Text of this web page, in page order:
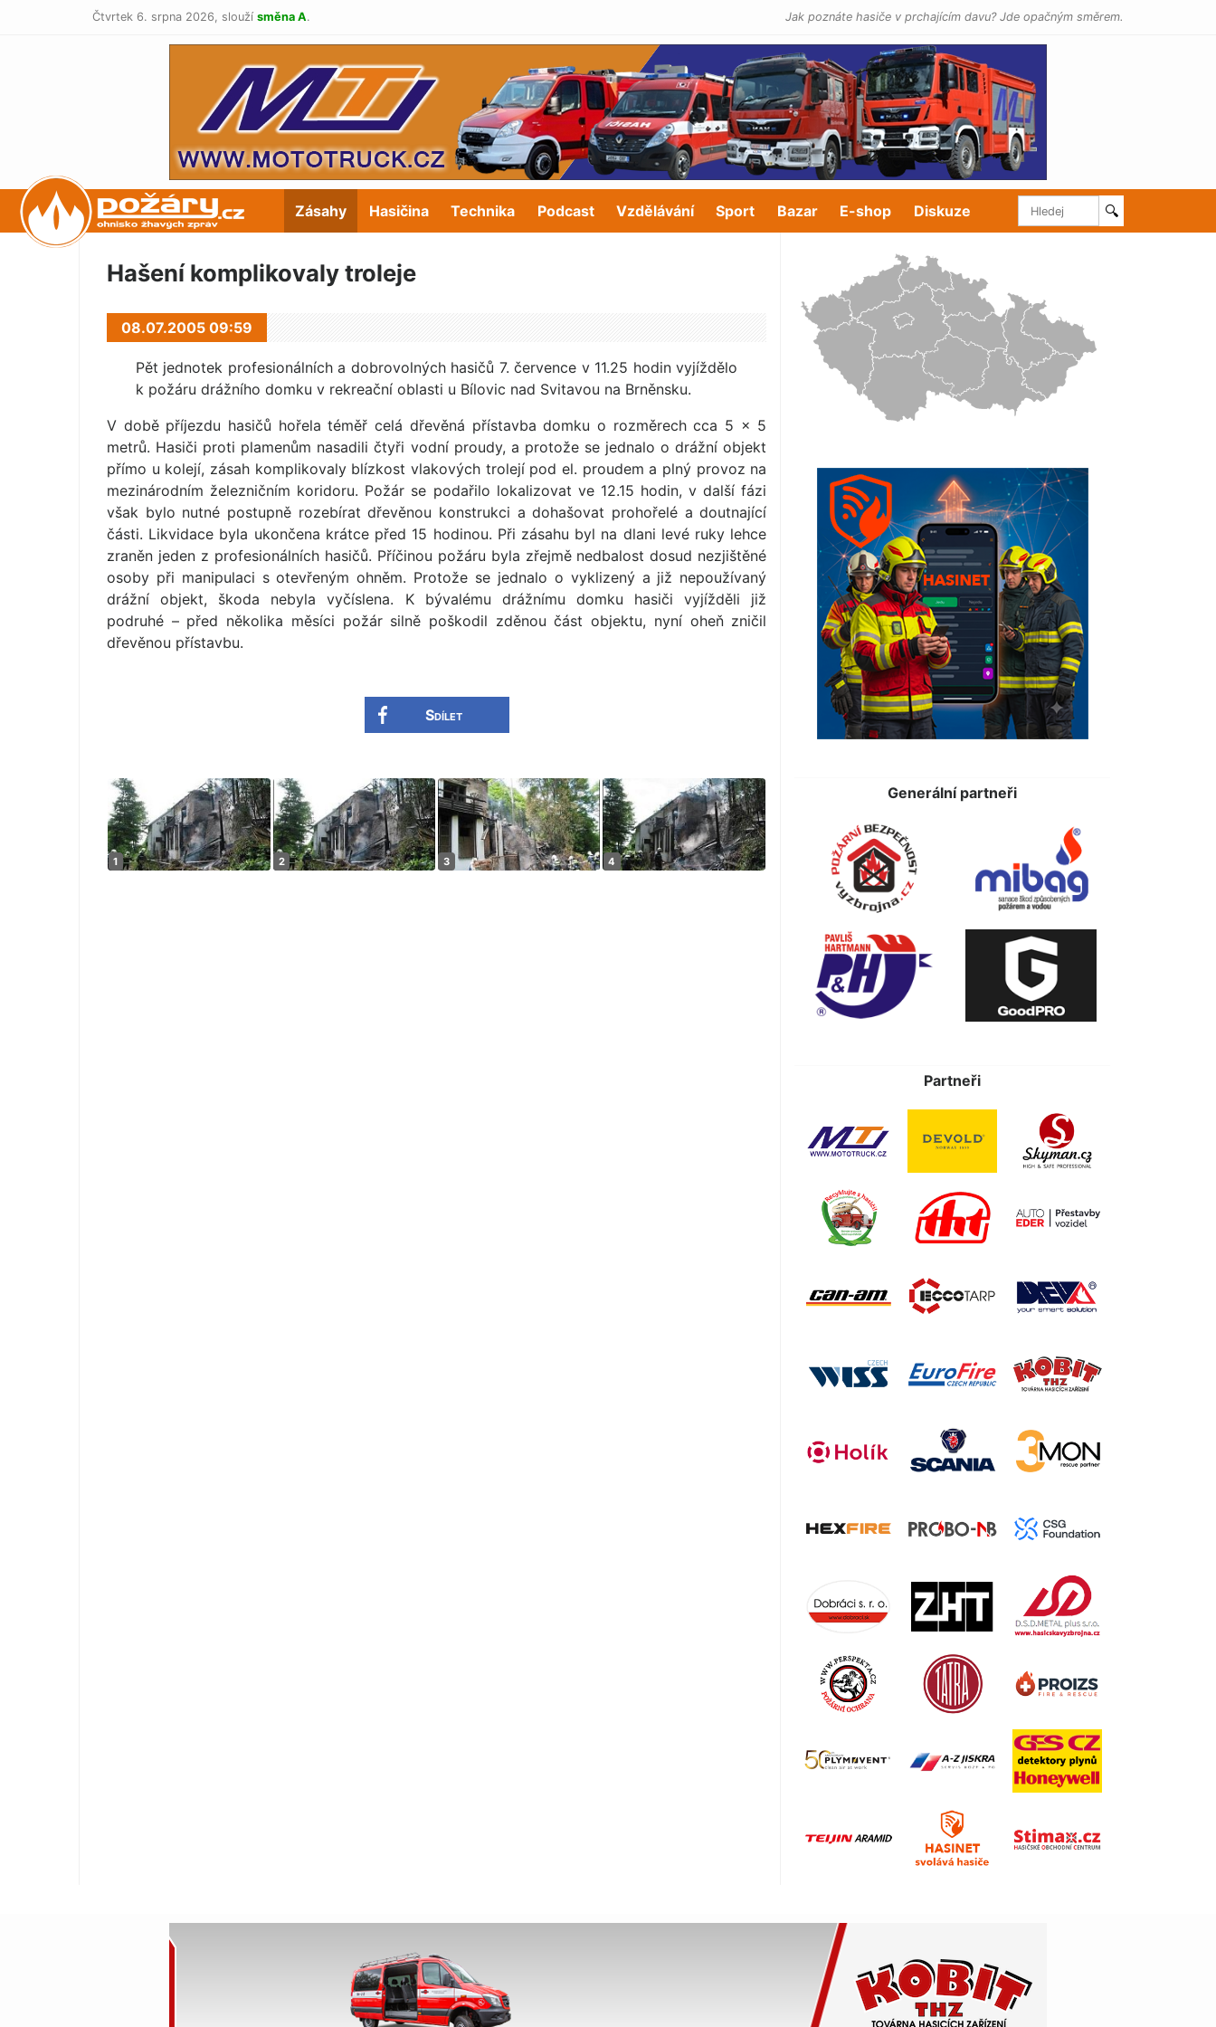
Čtvrtek 6. srpna 2026, slouží směna A. Jak poznáte hasiče v prchajícím davu? Jde opačným směrem.
POŽÁRY.cz Zásahy Hasičina Technika Podcast Vzdělávání Sport Bazar E-shop Diskuze 🔍
Hašení komplikovaly troleje
08.07.2005 09:59
Pět jednotek profesionálních a dobrovolných hasičů 7. července v 11.25 hodin vyjíždělo
k požáru drážního domku v rekreační oblasti u Bílovic nad Svitavou na Brněnsku.
V době příjezdu hasičů hořela téměř celá dřevěná přístavba domku o rozměrech cca 5 × 5
metrů. Hasiči proti plamenům nasadili čtyři vodní proudy, a protože se jednalo o drážní objekt
přímo u kolejí, zásah komplikovaly blízkost vlakových trolejí pod el. proudem a plný provoz na
mezinárodním železničním koridoru. Požár se podařilo lokalizovat ve 12.15 hodin, v další fázi
však bylo nutné postupně rozebírat dřevěnou konstrukci a dohašovat prohořelé a doutnající
části. Likvidace byla ukončena krátce před 15 hodinou. Při zásahu byl na dlani levé ruky lehce
zraněn jeden z profesionálních hasičů. Příčinou požáru byla zřejmě nedbalost dosud nezjištěné
osoby při manipulaci s otevřeným ohněm. Protože se jednalo o vyklizený a již nepoužívaný
drážní objekt, škoda nebyla vyčíslena. K bývalému drážnímu domku hasiči vyjížděli již
podruhé – před několika měsíci požár silně poškodil zděnou část objektu, nyní oheň zničil
dřevěnou přístavbu.
Sdílet
Generální partneři
Partneři